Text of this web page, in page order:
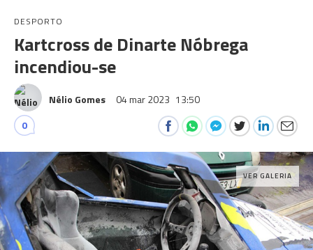
DESPORTO
Kartcross de Dinarte Nóbrega
incendiou-se
Nélio Gomes 04 mar 2023 13:50
0
VER GALERIA